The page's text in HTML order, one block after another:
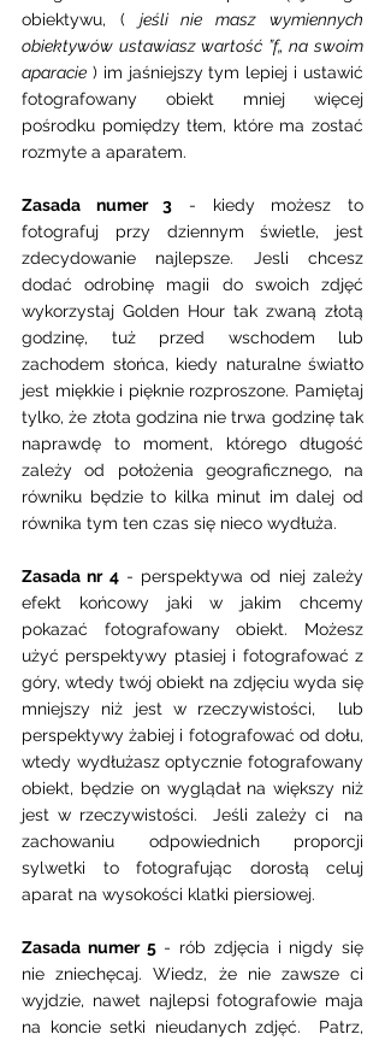
obiektywu, ( jeśli nie masz wymiennych
obiektywów ustawiasz wartość ”f„ na swoim
aparacie ) im jaśniejszy tym lepiej i ustawić
fotografowany obiekt mniej więcej
pośrodku pomiędzy tłem, które ma zostać
rozmyte a aparatem.
Zasada numer 3 - kiedy możesz to
fotografuj przy dziennym świetle, jest
zdecydowanie najlepsze. Jesli chcesz
dodać odrobinę magii do swoich zdjęć
wykorzystaj Golden Hour tak zwaną złotą
godzinę, tuż przed wschodem lub
zachodem słońca, kiedy naturalne światło
jest miękkie i pięknie rozproszone. Pamiętaj
tylko, że złota godzina nie trwa godzinę tak
naprawdę to moment, którego długość
zależy od położenia geograficznego, na
równiku będzie to kilka minut im dalej od
równika tym ten czas się nieco wydłuża.
Zasada nr 4 - perspektywa od niej zależy
efekt końcowy jaki w jakim chcemy
pokazać fotografowany obiekt. Możesz
użyć perspektywy ptasiej i fotografować z
góry, wtedy twój obiekt na zdjęciu wyda się
mniejszy niż jest w rzeczywistości,  lub
perspektywy żabiej i fotografować od dołu,
wtedy wydłużasz optycznie fotografowany
obiekt, będzie on wyglądał na większy niż
jest w rzeczywistości.  Jeśli zależy ci  na
zachowaniu odpowiednich proporcji
sylwetki to fotografując dorosłą celuj
aparat na wysokości klatki piersiowej.
Zasada numer 5 - rób zdjęcia i nigdy się
nie zniechęcaj. Wiedz, że nie zawsze ci
wyjdzie, nawet najlepsi fotografowie maja
na koncie setki nieudanych zdjęć.  Patrz,